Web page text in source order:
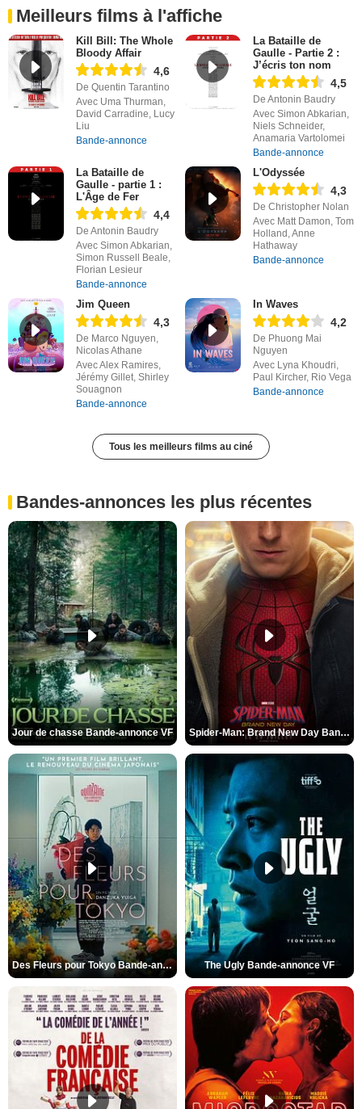
Meilleurs films à l'affiche
Kill Bill: The Whole
Bloody Affair
4,6
De Quentin Tarantino
Avec Uma Thurman,
David Carradine, Lucy
Liu
Bande-annonce
La Bataille de
Gaulle - Partie 2 :
J’écris ton nom
4,5
De Antonin Baudry
Avec Simon Abkarian,
Niels Schneider,
Anamaria Vartolomei
Bande-annonce
La Bataille de
Gaulle - partie 1 :
L'Âge de Fer
4,4
De Antonin Baudry
Avec Simon Abkarian,
Simon Russell Beale,
Florian Lesieur
Bande-annonce
L'Odyssée
4,3
De Christopher Nolan
Avec Matt Damon, Tom
Holland, Anne
Hathaway
Bande-annonce
Jim Queen
4,3
De Marco Nguyen,
Nicolas Athane
Avec Alex Ramires,
Jérémy Gillet, Shirley
Souagnon
Bande-annonce
In Waves
4,2
De Phuong Mai
Nguyen
Avec Lyna Khoudri,
Paul Kircher, Rio Vega
Bande-annonce
Tous les meilleurs films au ciné
Bandes-annonces les plus récentes
Jour de chasse Bande-annonce VF Spider-Man: Brand New Day Bande-annonce (3) VO STFR
Des Fleurs pour Tokyo Bande-annonce VO STFR The Ugly Bande-annonce VF